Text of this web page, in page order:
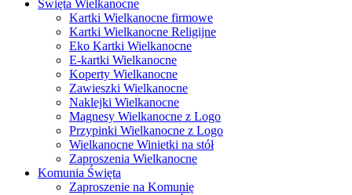
Święta Wielkanocne
Kartki Wielkanocne firmowe
Kartki Wielkanocne Religijne
Eko Kartki Wielkanocne
E-kartki Wielkanocne
Koperty Wielkanocne
Zawieszki Wielkanocne
Naklejki Wielkanocne
Magnesy Wielkanocne z Logo
Przypinki Wielkanocne z Logo
Wielkanocne Winietki na stół
Zaproszenia Wielkanocne
Komunia Święta
Zaproszenie na Komunię